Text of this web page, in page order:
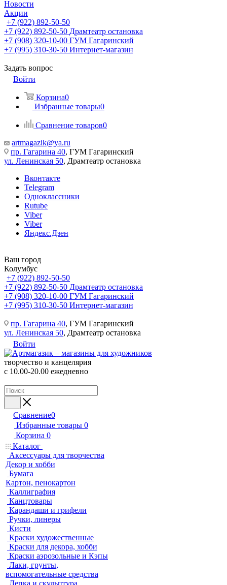
Новости
Акции
+7 (922) 892-50-50
+7 (922) 892-50-50 Драмтеатр остановка
+7 (908) 320-10-00 ГУМ Гагаринский
+7 (995) 310-30-50 Интернет-магазин
Задать вопрос
Войти
Корзина0
Избранные товары0
Сравнение товаров0
artmagazik@ya.ru
пр. Гагарина 40, ГУМ Гагаринский
ул. Ленинская 50, Драмтеатр остановка
Вконтакте
Telegram
Одноклассники
Rutube
Viber
Viber
Яндекс.Дзен
Ваш город
Колумбус
+7 (922) 892-50-50
+7 (922) 892-50-50 Драмтеатр остановка
+7 (908) 320-10-00 ГУМ Гагаринский
+7 (995) 310-30-50 Интернет-магазин
пр. Гагарина 40, ГУМ Гагаринский
ул. Ленинская 50, Драмтеатр остановка
Войти
творчество и канцелярия
с 10.00-20.00 ежедневно
Сравнение0
Избранные товары 0
Корзина 0
Каталог
Аксессуары для творчества
Декор и хобби
Бумага
Картон, пенокартон
Каллиграфия
Канцтовары
Карандаши и грифели
Ручки, линеры
Кисти
Краски художественные
Краски для декора, хобби
Краски аэрозольные и Кэпы
Лаки, грунты,
вспомогательные средства
Лепка и скульптура